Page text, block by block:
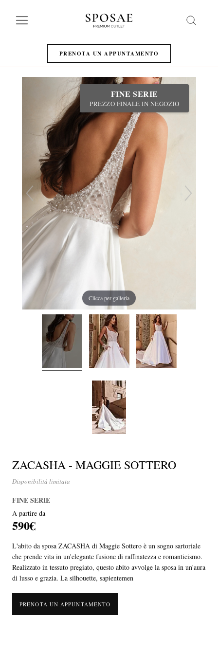
PRENOTA UN APPUNTAMENTO
FINE SERIE
PREZZO FINALE IN NEGOZIO
Clicca per galleria
ZACASHA - MAGGIE SOTTERO
Disponibilità limitata
FINE SERIE
A partire da
590€
L'abito da sposa ZACASHA di Maggie Sottero è un sogno sartoriale
che prende vita in un'elegante fusione di raffinatezza e romanticismo.
Realizzato in tessuto pregiato, questo abito avvolge la sposa in un'aura
di lusso e grazia. La silhouette, sapientemen
PRENOTA UN APPUNTAMENTO